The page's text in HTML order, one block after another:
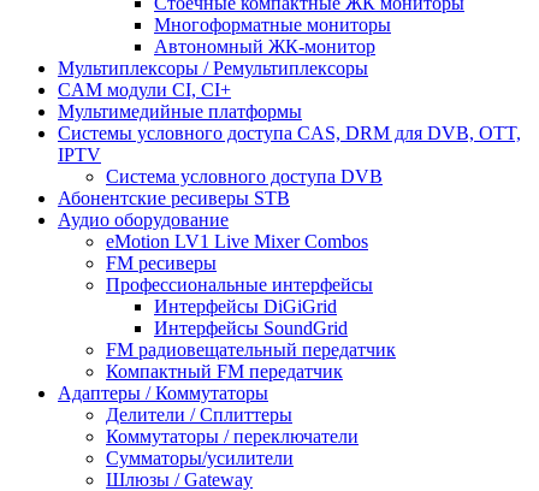
Многоформатные мониторы
Автономный ЖК-монитор
Мультиплексоры / Ремультиплексоры
CAM модули CI, CI+
Мультимедийные платформы
Системы условного доступа CAS, DRM для DVB, OTT,
IPTV
Система условного доступа DVB
Абонентские ресиверы STB
Аудио оборудование
eMotion LV1 Live Mixer Combos
FM ресиверы
Профессиональные интерфейсы
Интерфейсы DiGiGrid
Интерфейсы SoundGrid
FM радиовещательный передатчик
Компактный FM передатчик
Адаптеры / Коммутаторы
Делители / Сплиттеры
Коммутаторы / переключатели
Сумматоры/усилители
Шлюзы / Gateway